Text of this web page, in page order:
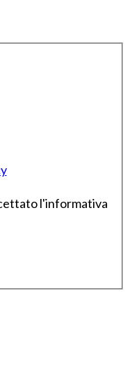
l'informativa